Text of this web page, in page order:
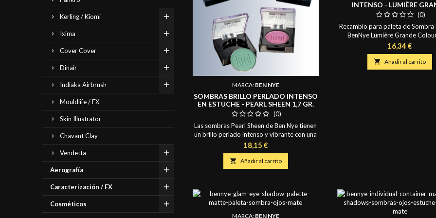
Kerling / Kiomi
Ixima
Cover Cover
Dinair
Indiaka Airbrush
Mouldlife / FX
Skin Illustrator
Chavant Clay
Vendetta
Aerografía
Caracterización / FX
Cosméticos
MARCA: BEN NYE
SOMBRAS BRILLO PERLADO INTENSO
EN ESTUCHE - PEARL SHEEN 1,7 GR.
(0)
Las sombras Pearl Sheen de Ben Nye tienen
un brillo perlado intenso y vibrante con una
textura sedosa que brinda un brillo
deslumbrante para acentuar los ojos. Estas
sombras perladas compactas están
disponibles en una gama de tonos neutros,
brillo intenso de estos...
Precio
18,15 €
 Añadir al carrito
INTENSO - LUMIÈRE
COLOUR 2.7 GR.
(0)
Recambio para paleta de Sombra
BenNye Lumière Grande
pigmentación, brillo y fijación que
tus expectativas. Ideal para dar
Aplicar en seco para un acabado
con agua para aumentar la
Precio
16,34 €
 Añadir al carrito
MARCA: BEN NYE